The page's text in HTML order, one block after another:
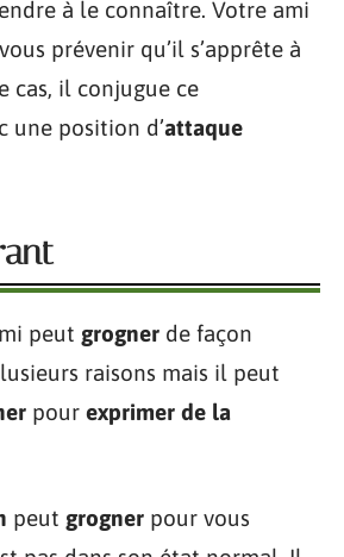
à le connaître. Votre ami
prévenir qu’il s’apprête à
cas, il conjugue ce
une position d’attaque
peut grogner de façon
raisons mais il peut
pour exprimer de la
peut grogner pour vous